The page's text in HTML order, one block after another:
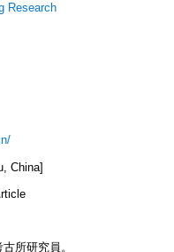
Research
China]
所研究員。